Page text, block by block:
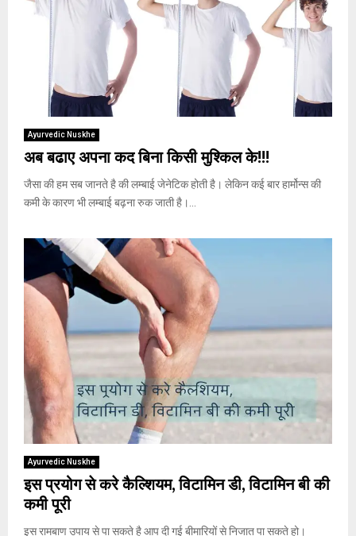
Ayurvedic Nuskhe
अब बढाए अपना कद बिना किसी मुश्किल के!!!
जैसा की हम सब जानते है की लम्बाई जेनेटिक होती है। लेकिन कई बार हार्मोन्स की
कमी के कारण भी लम्बाई बढ़ना रुक जाती है।...
Ayurvedic Nuskhe
इस प्रयोग से करे कैल्शियम, विटामिन डी, विटामिन बी की
कमी पूरी
इस रामबाण उपाय से पा सकते है आप दी गई बीमारियों से निजात पा सकते हो।